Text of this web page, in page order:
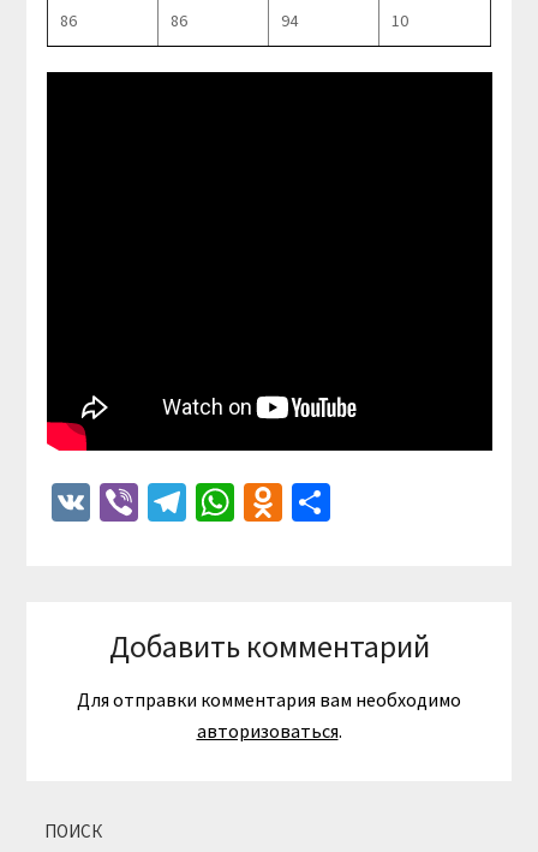
86 86 94 10
VKViberTelegram
WhatsApp
Odnoklassniki
Отправить
Добавить комментарий
Для отправки комментария вам необходимо
авторизоваться.
ПОИСК